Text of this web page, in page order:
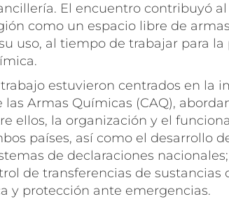
El encuentro contribuyó
como un espacio libre de
uso, al tiempo de trabajar para
estuvieron centrados en la
las Armas Químicas (CAQ),
ellos, la organización y el
países, así como el desarrollo
de declaraciones
de transferencias de sustancias
y protección ante emergencias.